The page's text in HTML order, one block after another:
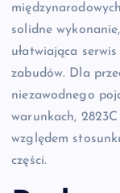
solidne
ułatwiająca
zabudów. Dla
niezawodnego
warunkach,
względem
części.